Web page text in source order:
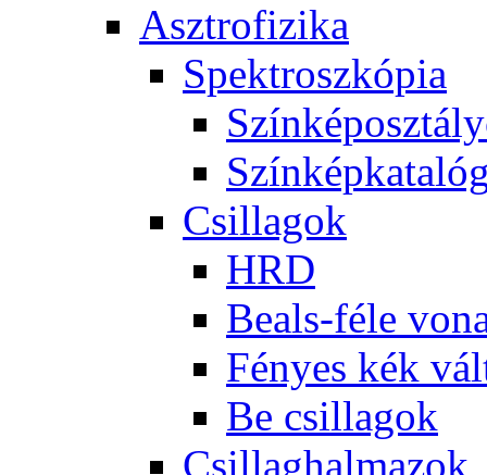
Aszt­ro­fi­zi­ka
Spekt­rosz­kó­pia
Csil­la­gok
HRD
Be­als-fé­le
Fé­nyes kék
Be csil­la­gok
Csil­lag­hal­ma­zok